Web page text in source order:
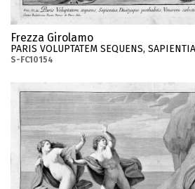
Frezza Girolamo
PARIS VOLUPTATEM SEQUENS,
S-FC10154